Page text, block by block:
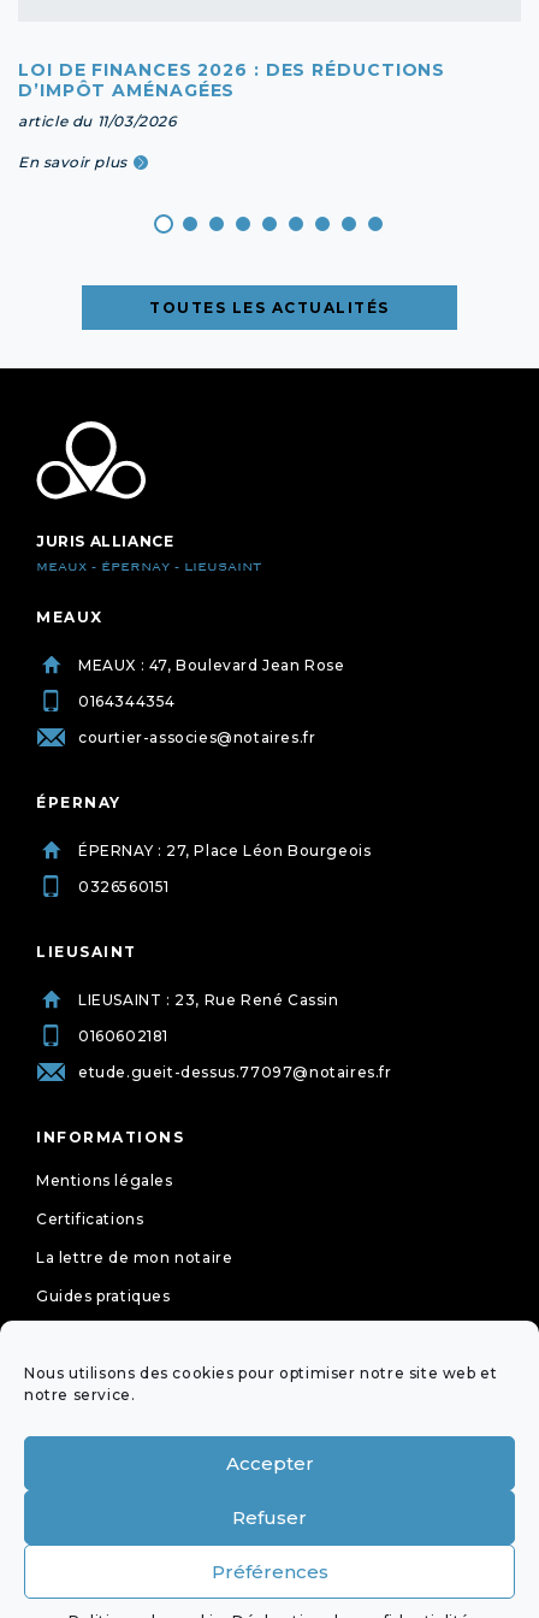
Nous utilisons des cookies pour optimiser notre site web et
notre service.
Accepter
Refuser
Préférences
LOI DE FINANCES 2026 : DES RÉDUCTIONS
D’IMPÔT AMÉNAGÉES
article du 11/03/2026
En savoir plus
TOUTES LES ACTUALITÉS
JURIS ALLIANCE
MEAUX - ÉPERNAY - LIEUSAINT
MEAUX
MEAUX : 47, Boulevard Jean Rose
0164344354
courtier-associes@notaires.fr
ÉPERNAY
ÉPERNAY : 27, Place Léon Bourgeois
0326560151
LIEUSAINT
LIEUSAINT : 23, Rue René Cassin
0160602181
etude.gueit-dessus.77097@notaires.fr
INFORMATIONS
Mentions légales
Certifications
La lettre de mon notaire
Guides pratiques
Politique de cookies (UE)
VISIOCONFÉRENCE DE LA PROFESSION